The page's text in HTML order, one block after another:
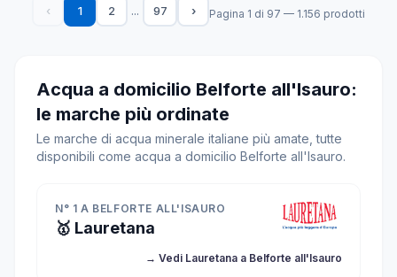
‹ 1 2 ... 97 › Pagina 1 di 97 — 1.156 prodotti
Acqua a domicilio Belforte all'Isauro:
le marche più ordinate
Le marche di acqua minerale italiane più amate, tutte
disponibili come acqua a domicilio Belforte all'Isauro.
N° 1 A BELFORTE ALL'ISAURO
🥇 Lauretana
→ Vedi Lauretana a Belforte all'Isauro